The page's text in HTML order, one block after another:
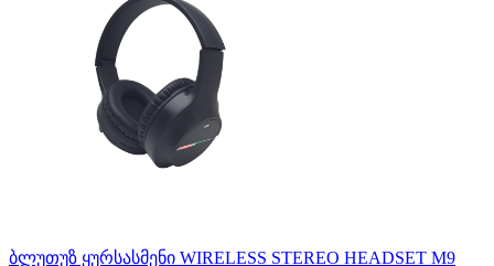
ბლუთუზ ყურსასმენი WIRELESS STEREO HEADSET M9